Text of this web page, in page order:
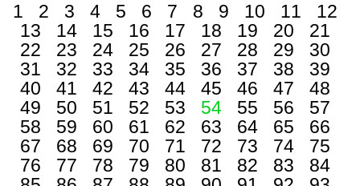
1 2 3 4 5 6 7 8 9 10 11
12
13
14 15 16 17 18 19 20
21
22
23 24 25 26 27 28 29
30
31
32 33 34 35 36 37 38
39
40
41 42 43 44 45 46 47
48
49
50 51 52 53 54 55 56
57
58
59 60 61 62 63 64 65
66
67
68 69 70 71 72 73 74
75
76
77 78 79 80 81 82 83
84